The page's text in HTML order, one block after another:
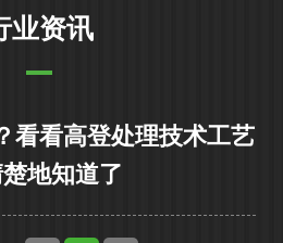
业资讯
看看高登处理技术工艺
地知道了